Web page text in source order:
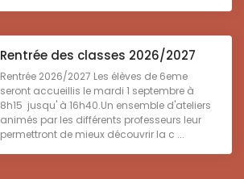
Rentrée des classes 2026/2027
Rentrée 2026/2027 Les élèves de 6eme
seront accueillis le mardi 1 septembre à
8h15 jusqu' à 16h40.Un ensemble d'ateliers
animés par les différents professeurs leur
permettront de mieux découvrir la c ...